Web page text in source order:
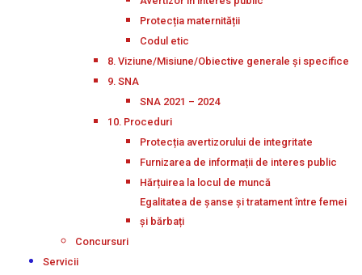
Protecția maternității
Codul etic
8. Viziune/Misiune/Obiective generale și specifice
9. SNA
SNA 2021 – 2024
10. Proceduri
Protecția avertizorului de integritate
Furnizarea de informații de interes public
Hărțuirea la locul de muncă
Egalitatea de șanse și tratament între femei
și bărbați
Concursuri
Servicii